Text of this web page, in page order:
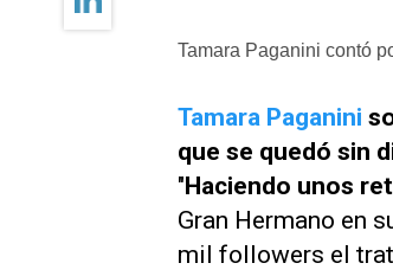
Tamara Paganini contó
Tamara Paganini
que se quedó sin
"Haciendo unos
Gran Hermano en
mil followers el